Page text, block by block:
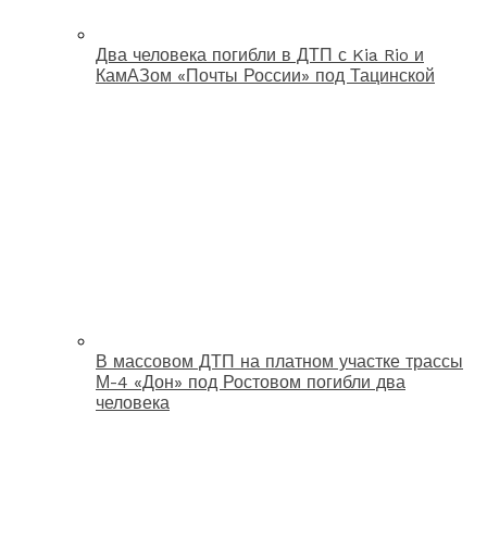
Два человека погибли в ДТП с Kia Rio и
КамАЗом «Почты России» под Тацинской
В массовом ДТП на платном участке трассы
М-4 «Дон» под Ростовом погибли два
человека